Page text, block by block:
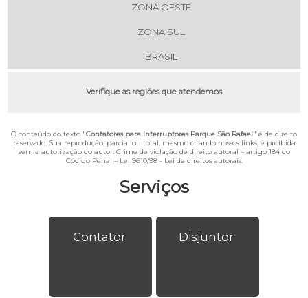
Serviços
Contator Disjuntor
ZONA OESTE
ZONA SUL
BRASIL
Verifique as regiões que atendemos
O conteúdo do texto "Contatores para Interruptores Parque São Rafael" é de direito
reservado. Sua reprodução, parcial ou total, mesmo citando nossos links, é proibida
sem a autorização do autor. Crime de violação de direito autoral – artigo 184 do
Código Penal – Lei 9610/98 - Lei de direitos autorais.